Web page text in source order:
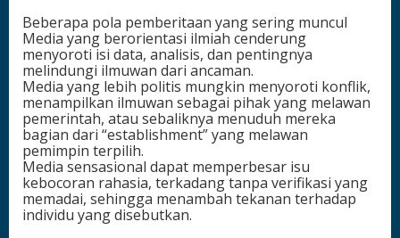
Beberapa pola pemberitaan yang sering muncul
Media yang berorientasi ilmiah cenderung
menyoroti isi data, analisis, dan pentingnya
melindungi ilmuwan dari ancaman.
Media yang lebih politis mungkin menyoroti konflik,
menampilkan ilmuwan sebagai pihak yang melawan
pemerintah, atau sebaliknya menuduh mereka
bagian dari “establishment” yang melawan
pemimpin terpilih.
Media sensasional dapat memperbesar isu
kebocoran rahasia, terkadang tanpa verifikasi yang
memadai, sehingga menambah tekanan terhadap
individu yang disebutkan.